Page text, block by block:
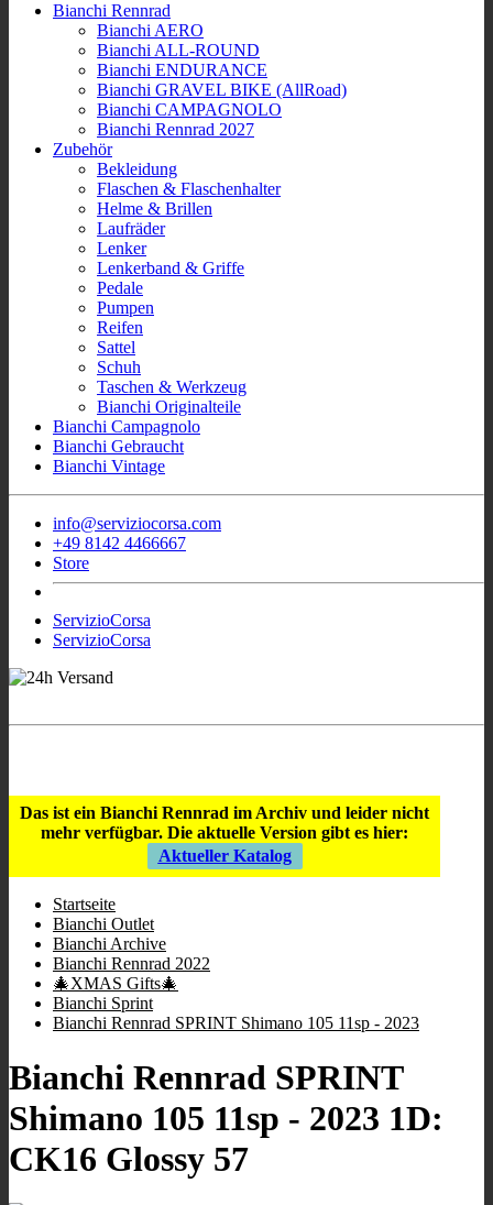
Bianchi Rennrad
Bianchi AERO
Bianchi ALL-ROUND
Bianchi ENDURANCE
Bianchi GRAVEL BIKE (AllRoad)
Bianchi CAMPAGNOLO
Bianchi Rennrad 2027
Zubehör
Bekleidung
Flaschen & Flaschenhalter
Helme & Brillen
Laufräder
Lenker
Lenkerband & Griffe
Pedale
Pumpen
Reifen
Sattel
Schuh
Taschen & Werkzeug
Bianchi Originalteile
Bianchi Campagnolo
Bianchi Gebraucht
Bianchi Vintage
info@serviziocorsa.com
+49 8142 4466667
Store
ServizioCorsa
ServizioCorsa
Das ist ein Bianchi Rennrad im Archiv und leider nicht
mehr verfügbar. Die aktuelle Version gibt es hier:
Aktueller Katalog
Startseite
Bianchi Outlet
Bianchi Archive
Bianchi Rennrad 2022
🎄XMAS Gifts🎄
Bianchi Sprint
Bianchi Rennrad SPRINT Shimano 105 11sp - 2023
Bianchi Rennrad SPRINT
Shimano 105 11sp - 2023 1D:
CK16 Glossy 57